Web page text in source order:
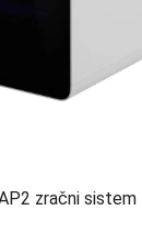
zračni sistem